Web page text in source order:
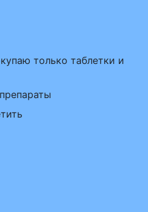
только таблетки и